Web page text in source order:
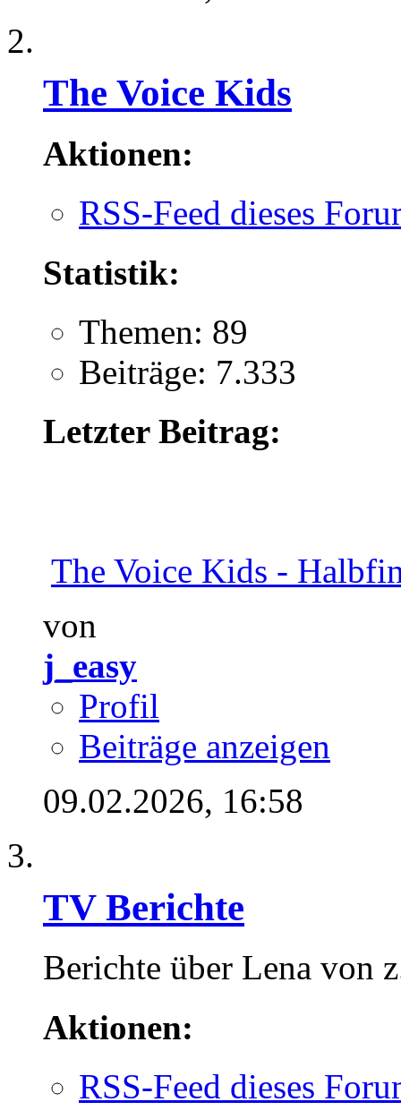
The Voice Kids
Aktionen:
RSS-Feed dieses
Statistik:
Themen: 89
Beiträge: 7.333
Letzter Beitrag:
The Voice Kids -
von
j_easy
Profil
Beiträge anzeigen
09.02.2026, 16:58
TV Berichte
Berichte über Lena von
Aktionen:
RSS-Feed dieses